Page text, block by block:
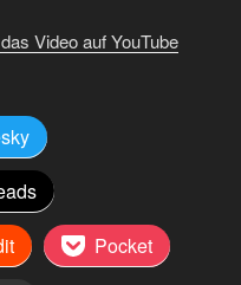
Video auf YouTube
Pocket